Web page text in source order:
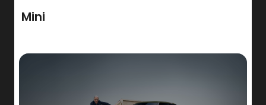
Mini